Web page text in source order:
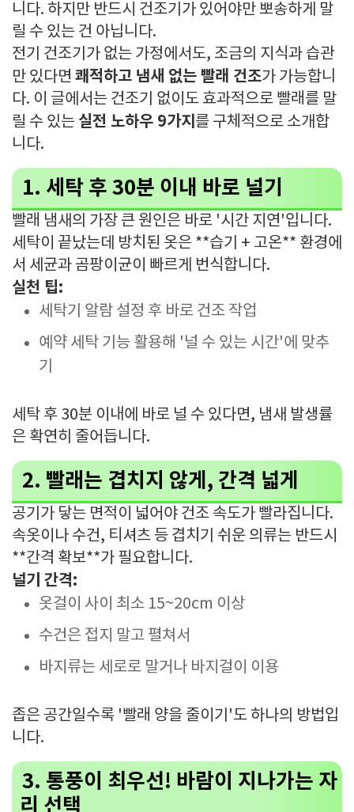
니다. 하지만 반드시 건조기가 있어야만 뽀송하게 말
릴 수 있는 건 아닙니다.
전기 건조기가 없는 가정에서도, 조금의 지식과 습관
만 있다면 쾌적하고 냄새 없는 빨래 건조가 가능합니
다. 이 글에서는 건조기 없이도 효과적으로 빨래를 말
릴 수 있는 실전 노하우 9가지 를 구체적으로 소개합
니다.
1. 세탁 후 30분 이내 바로 널기
빨래 냄새의 가장 큰 원인은 바로 '시간 지연'입니다.
세탁이 끝났는데 방치된 옷은 **습기 + 고온** 환경에
서 세균과 곰팡이균이 빠르게 번식합니다.
실천 팁:
세탁기 알람 설정 후 바로 건조 작업
예약 세탁 기능 활용해 '널 수 있는 시간'에 맞추
기
세탁 후 30분 이내에 바로 널 수 있다면, 냄새 발생률
은 확연히 줄어듭니다.
2. 빨래는 겹치지 않게, 간격 넓게
공기가 닿는 면적이 넓어야 건조 속도가 빨라집니다.
속옷이나 수건, 티셔츠 등 겹치기 쉬운 의류는 반드시
**간격 확보**가 필요합니다.
널기 간격:
옷걸이 사이 최소 15~20cm 이상
수건은 접지 말고 펼쳐서
바지류는 세로로 말거나 바지걸이 이용
좁은 공간일수록 '빨래 양을 줄이기'도 하나의 방법입
니다.
3. 통풍이 최우선! 바람이 지나가는 자
리 선택